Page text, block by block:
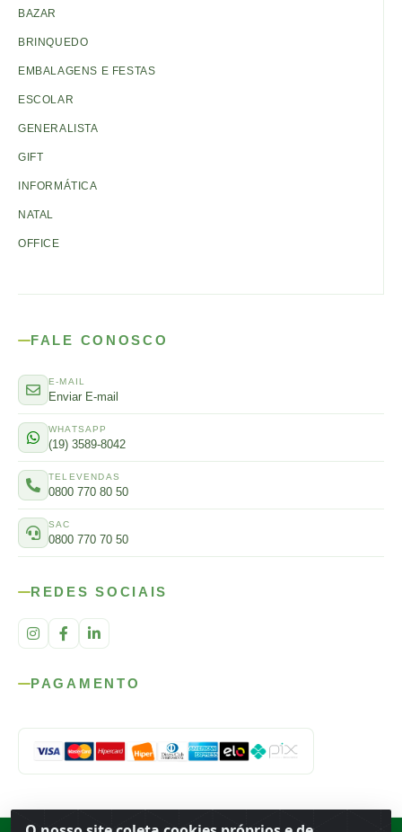
BAZAR
BRINQUEDO
EMBALAGENS E FESTAS
ESCOLAR
GENERALISTA
GIFT
INFORMÁTICA
NATAL
OFFICE
FALE CONOSCO
E-MAIL
Enviar E-mail
WHATSAPP
(19) 3589-8042
TELEVENDAS
0800 770 80 50
SAC
0800 770 70 50
REDES SOCIAIS
PAGAMENTO